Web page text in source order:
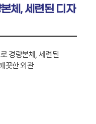
체, 세련된 디자
경량본체, 세련된
끗한 외관